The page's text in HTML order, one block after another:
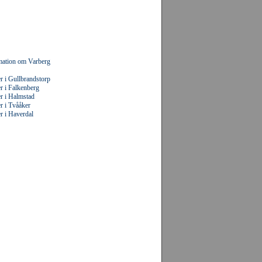
om Varberg
i Gullbrandstorp
i Falkenberg
i Halmstad
i Tvååker
i Haverdal